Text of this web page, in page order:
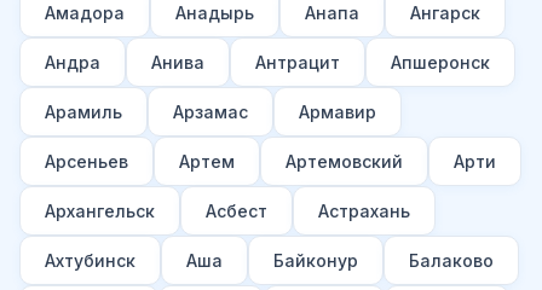
Амадора Анадырь Анапа Ангарск
Андра Анива Антрацит Апшеронск
Арамиль Арзамас Армавир
Арсеньев Артем Артемовский Арти
Архангельск Асбест Астрахань
Ахтубинск Аша Байконур Балаково